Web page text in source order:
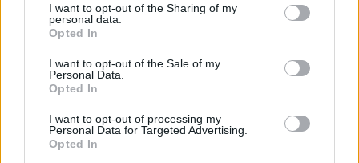
not limited to your visit or usage behaviour. You may click to
grant or deny consent to Google and its third-party tags to
use your data for below specified purposes in below Google
consent section.
I want to opt-out of the Sharing of my
personal data.
Opted In
I want to opt-out of the Sale of my
Personal Data.
Opted In
I want to opt-out of processing my
Personal Data for Targeted Advertising.
Opted In